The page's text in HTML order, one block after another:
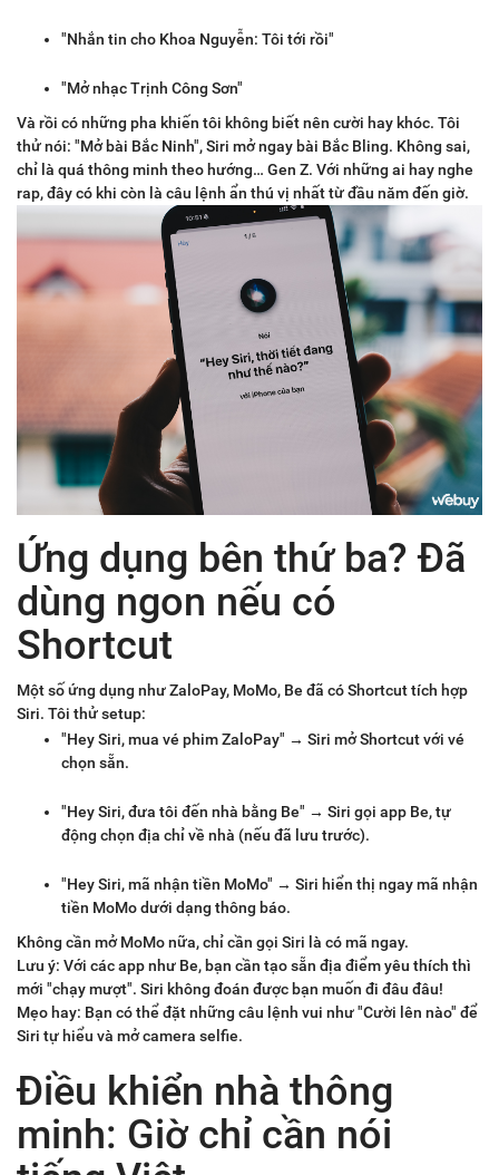
"Nhắn tin cho Khoa Nguyễn: Tôi tới rồi"
"Mở nhạc Trịnh Công Sơn"
Và rồi có những pha khiến tôi không biết nên cười hay khóc. Tôi
thử nói: "Mở bài Bắc Ninh", Siri mở ngay bài Bắc Bling. Không sai,
chỉ là quá thông minh theo hướng… Gen Z. Với những ai hay nghe
rap, đây có khi còn là câu lệnh ẩn thú vị nhất từ đầu năm đến giờ.
Ứng dụng bên thứ ba? Đã
dùng ngon nếu có
Shortcut
Một số ứng dụng như ZaloPay, MoMo, Be đã có Shortcut tích hợp
Siri. Tôi thử setup:
"Hey Siri, mua vé phim ZaloPay" → Siri mở Shortcut với vé
chọn sẵn.
"Hey Siri, đưa tôi đến nhà bằng Be" → Siri gọi app Be, tự
động chọn địa chỉ về nhà (nếu đã lưu trước).
"Hey Siri, mã nhận tiền MoMo" → Siri hiển thị ngay mã nhận
tiền MoMo dưới dạng thông báo.
Không cần mở MoMo nữa, chỉ cần gọi Siri là có mã ngay.
Lưu ý: Với các app như Be, bạn cần tạo sẵn địa điểm yêu thích thì
mới "chạy mượt". Siri không đoán được bạn muốn đi đâu đâu!
Mẹo hay: Bạn có thể đặt những câu lệnh vui như "Cười lên nào" để
Siri tự hiểu và mở camera selfie.
Điều khiển nhà thông
minh: Giờ chỉ cần nói